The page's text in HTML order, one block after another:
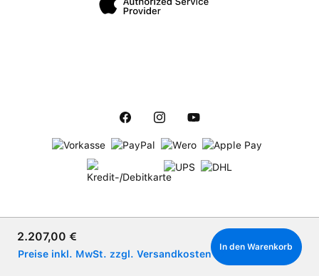
Verkaufspreis:
2.207,00 €
Preise inkl. MwSt. zzgl. Versandkosten
In den Warenkorb